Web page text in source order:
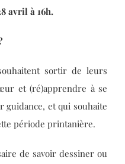
avril à 16h.
sortir de leurs
et (ré)apprendre à se
et qui souhaite
période printanière.
de savoir dessiner ou